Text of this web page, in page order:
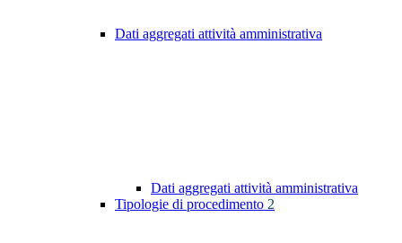
Dati aggregati attività amministrativa
Dati aggregati attività amministrativa
Tipologie di procedimento 2